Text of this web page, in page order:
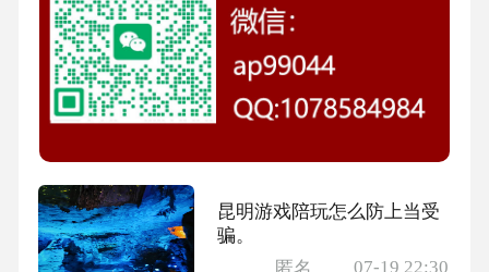
昆明游戏陪玩怎么防上当受
骗。
07-19 22:30